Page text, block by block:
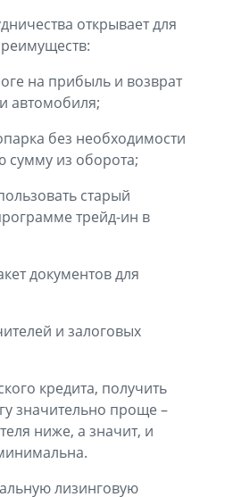
открывает для
на прибыль и возврат
автомобиля;
без необходимости
сумму из оборота;
старый
трейд-ин в
документов для
и залоговых
кредита, получить
значительно проще –
ниже, а значит, и
лизинговую